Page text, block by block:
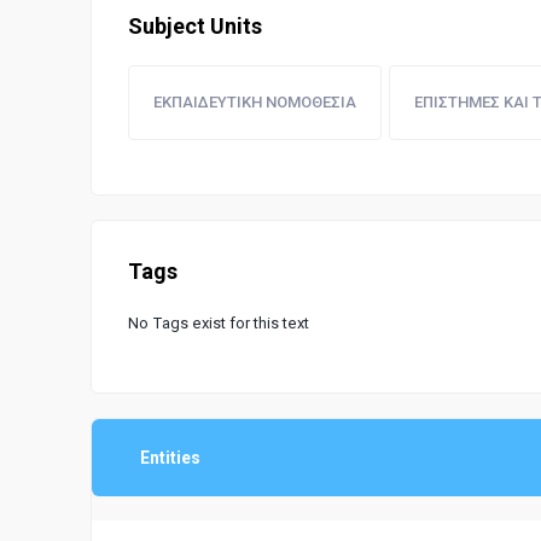
Subject Units
ΕΚΠΑΙΔΕΥΤΙΚΗ ΝΟΜΟΘΕΣΙΑ ΕΠΙΣΤΗΜΕΣ ΚΑΙ
Tags
No Tags exist for this text
Entities